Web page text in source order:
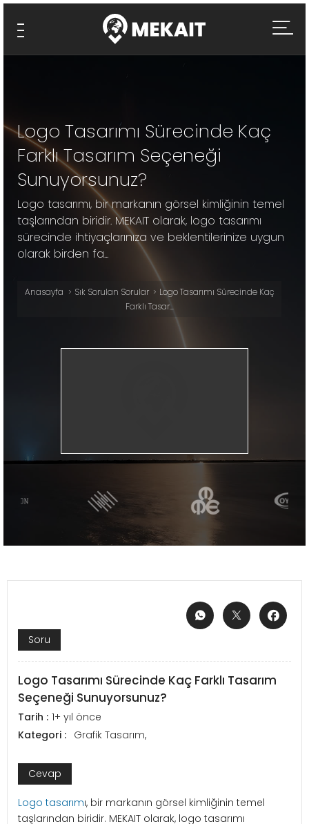
Logo Tasarımı Sürecinde Kaç
Farklı Tasarım Seçeneği
Sunuyorsunuz?
Logo tasarımı, bir markanın görsel kimliğinin temel
taşlarından biridir. MEKAIT olarak, logo tasarımı
sürecinde ihtiyaçlarınıza ve beklentilerinize uygun
olarak birden fa...
Anasayfa Sık Sorulan Sorular
Logo Tasarımı Sürecinde Kaç
Farklı Tasar...
Soru
Logo Tasarımı Sürecinde Kaç Farklı Tasarım
Seçeneği Sunuyorsunuz?
Tarih : 1+ yıl önce
Kategori : Grafik Tasarım,
Cevap
Logo tasarımı, bir markanın görsel kimliğinin temel
taşlarından biridir. MEKAIT olarak, logo tasarımı